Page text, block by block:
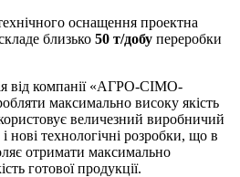
оснащення проектна
близько 50 т/добу переробки
від компанії «АГРО-СІМО-
максимально високу якість
величезний виробничий
нові технологічні розробки, що в
отримати максимально
готової продукції.